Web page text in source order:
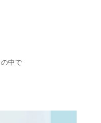
中で